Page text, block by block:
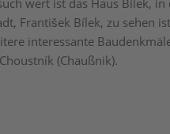
wert ist das Haus Bílek,
František Bílek, zu sehen
interessante
(Chaußnik).